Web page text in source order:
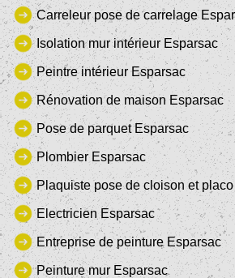
Carreleur pose de carrelage
Isolation mur intérieur Esparsac
Peintre intérieur Esparsac
Rénovation de maison Esparsac
Pose de parquet Esparsac
Plombier Esparsac
Plaquiste pose de cloison et
Electricien Esparsac
Entreprise de peinture Esparsac
Peinture mur Esparsac